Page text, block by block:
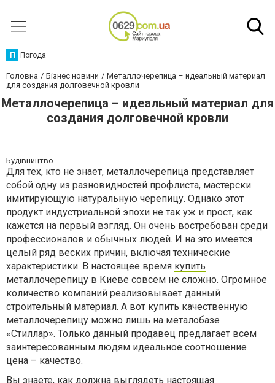
П Погода
Головна Бізнес новини
Металлочерепица – идеальный материал
для создания долговечной кровли
Металлочерепица – идеальный материал для
создания долговечной кровли
Будівництво
Для тех, кто не знает, металлочерепица представляет
собой одну из разновидностей профлиста, мастерски
имитирующую натуральную черепицу. Однако этот
продукт индустриальной эпохи не так уж и прост, как
кажется на первый взгляд. Он очень востребован среди
профессионалов и обычных людей. И на это имеется
целый ряд веских причин, включая технические
характеристики. В настоящее время купить
металлочерепицу в Киеве совсем не сложно. Огромное
количество компаний реализовывает данный
строительный материал. А вот купить качественную
металлочерепицу можно лишь на металобазе
«Стиллар». Только данный продавец предлагает всем
заинтересованным людям идеальное соотношение
цена – качество.
Вы знаете, как должна выглядеть настоящая